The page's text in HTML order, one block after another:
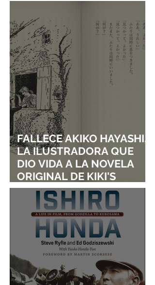
FALLECE AKIKO HAYASHI,
LA ILUSTRADORA QUE
DIO VIDA A LA NOVELA
ORIGINAL DE KIKI'S
DELIVERY SERVICE